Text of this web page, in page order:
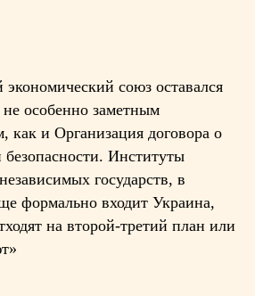
экономический союз оставался
особенно заметным
как и Организация договора о
безопасности. Институты
государств, в
формально входит Украина,
на второй-третий план или